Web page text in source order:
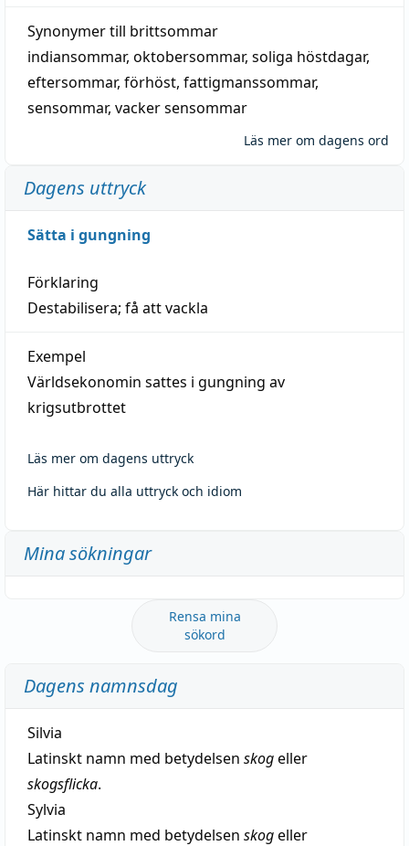
Synonymer till brittsommar
indiansommar, oktobersommar, soliga höstdagar,
eftersommar, förhöst, fattigmanssommar,
sensommar, vacker sensommar
Läs mer om dagens ord
Dagens uttryck
Sätta i gungning
Förklaring
Destabilisera; få att vackla
Exempel
Världsekonomin sattes i gungning av
krigsutbrottet
Läs mer om dagens uttryck
Här hittar du alla uttryck och idiom
Mina sökningar
Rensa mina
sökord
Dagens namnsdag
Silvia
Latinskt namn med betydelsen skogeller
skogsflicka.
Sylvia
Latinskt namn med betydelsen skogeller